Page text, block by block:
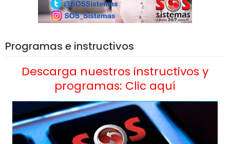
Programas e instructivos
Descarga nuestros instructivos y
programas: Clic aquí